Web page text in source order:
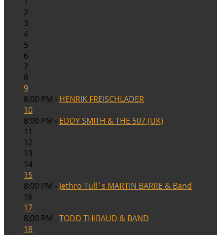
2
3
4
5
6
7
8
9
8:00 PM - HENRIK FREISCHLADER
10
8:00 PM - EDDY SMITH & THE 507 (UK)
11
12
13
14
15
8:00 PM - Jethro Tull´s MARTIN BARRE & Band
16
17
8:00 PM -TODD THIBAUD & BAND
18